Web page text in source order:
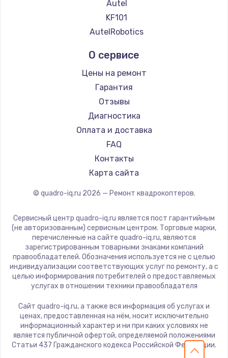
Autel
KF101
AutelRobotics
О сервисе
Цены на ремонт
Гарантия
Отзывы
Диагностика
Оплата и доставка
FAQ
Контакты
Карта сайта
© quadro-iq.ru 2026 — Ремонт квадрокоптеров.
Сервисный центр quadro-iq.ru является пост гарантийным
(не авторизованным) сервисным центром. Торговые марки,
перечисленные на сайте quadro-iq.ru, являются
зарегистрированным товарными знаками компаний
правообладателей. Обозначения используется не с целью
индивидуализации соответствующих услуг по ремонту, а с
целью информирования потребителей о предоставляемых
услугах в отношении техники правообладателя
Сайт quadro-iq.ru, а также вся информация об услугах и
ценах, предоставленная на нём, носит исключительно
информационный характер и ни при каких условиях не
является публичной офертой, определяемой положениями
Статьи 437 Гражданского кодекса Российской Федерации.